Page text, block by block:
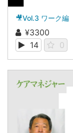
🎥Vol.3 ワーク編
¥3300
14
0